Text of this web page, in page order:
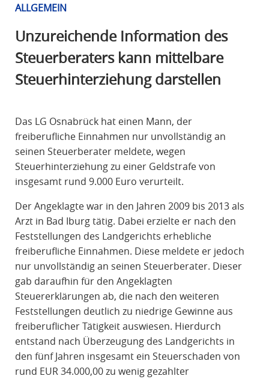
ALLGEMEIN
Unzureichende Information des
Steuerberaters kann mittelbare
Steuerhinterziehung darstellen
Das LG Osnabrück hat einen Mann, der
freiberufliche Einnahmen nur unvollständig an
seinen Steuerberater meldete, wegen
Steuerhinterziehung zu einer Geldstrafe von
insgesamt rund 9.000 Euro verurteilt.
Der Angeklagte war in den Jahren 2009 bis 2013 als
Arzt in Bad Iburg tätig. Dabei erzielte er nach den
Feststellungen des Landgerichts erhebliche
freiberufliche Einnahmen. Diese meldete er jedoch
nur unvollständig an seinen Steuerberater. Dieser
gab daraufhin für den Angeklagten
Steuererklärungen ab, die nach den weiteren
Feststellungen deutlich zu niedrige Gewinne aus
freiberuflicher Tätigkeit auswiesen. Hierdurch
entstand nach Überzeugung des Landgerichts in
den fünf Jahren insgesamt ein Steuerschaden von
rund EUR 34.000,00 zu wenig gezahlter